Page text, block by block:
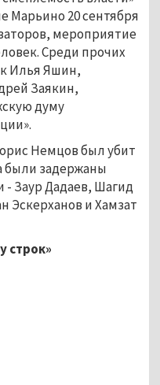
Марьино 20 сентября
мероприятие
Среди прочих
Илья Яшин,
Заякин,
думу
Немцов был убит
были задержаны
- Заур Дадаев, Шагид
Эскерханов и Хамзат
строк»